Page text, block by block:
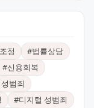
정 #법률상담
#신용회복
범죄
#디지털 성범죄